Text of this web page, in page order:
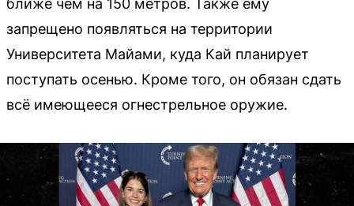
запрещено появляться на территории
Университета Майами, куда Кай планирует
поступать осенью. Кроме того, он обязан сдать
всё имеющееся огнестрельное оружие.